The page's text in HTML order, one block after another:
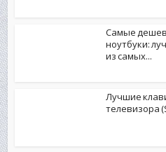
Самые
ноутбуки:
из самых...
Лучшие
телевизора